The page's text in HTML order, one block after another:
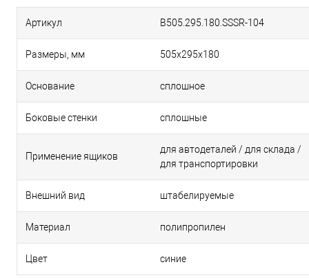
Артикул B505.295.180.SSSR-104
Размеры, мм 505х295х180
Основание сплошное
Боковые стенки сплошные
Применение ящиков
для автодеталей / для склада /
для транспортировки
Внешний вид штабелируемые
Материал полипропилен
Цвет синие